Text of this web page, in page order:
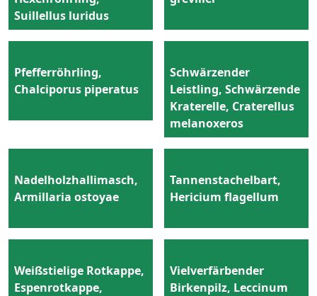
Suillellus luridus
Pfefferröhrling,
Chalciporus piperatus
Schwärzender
Leistling, Schwärzende
Kraterelle, Craterellus
melanoxeros
Nadelholzhallimasch,
Armillaria ostoyae
Tannenstachelbart,
Hericium flagellum
Weißstielige Rotkappe,
Espenrotkappe,
Vielverfärbender
Birkenpilz, Leccinum